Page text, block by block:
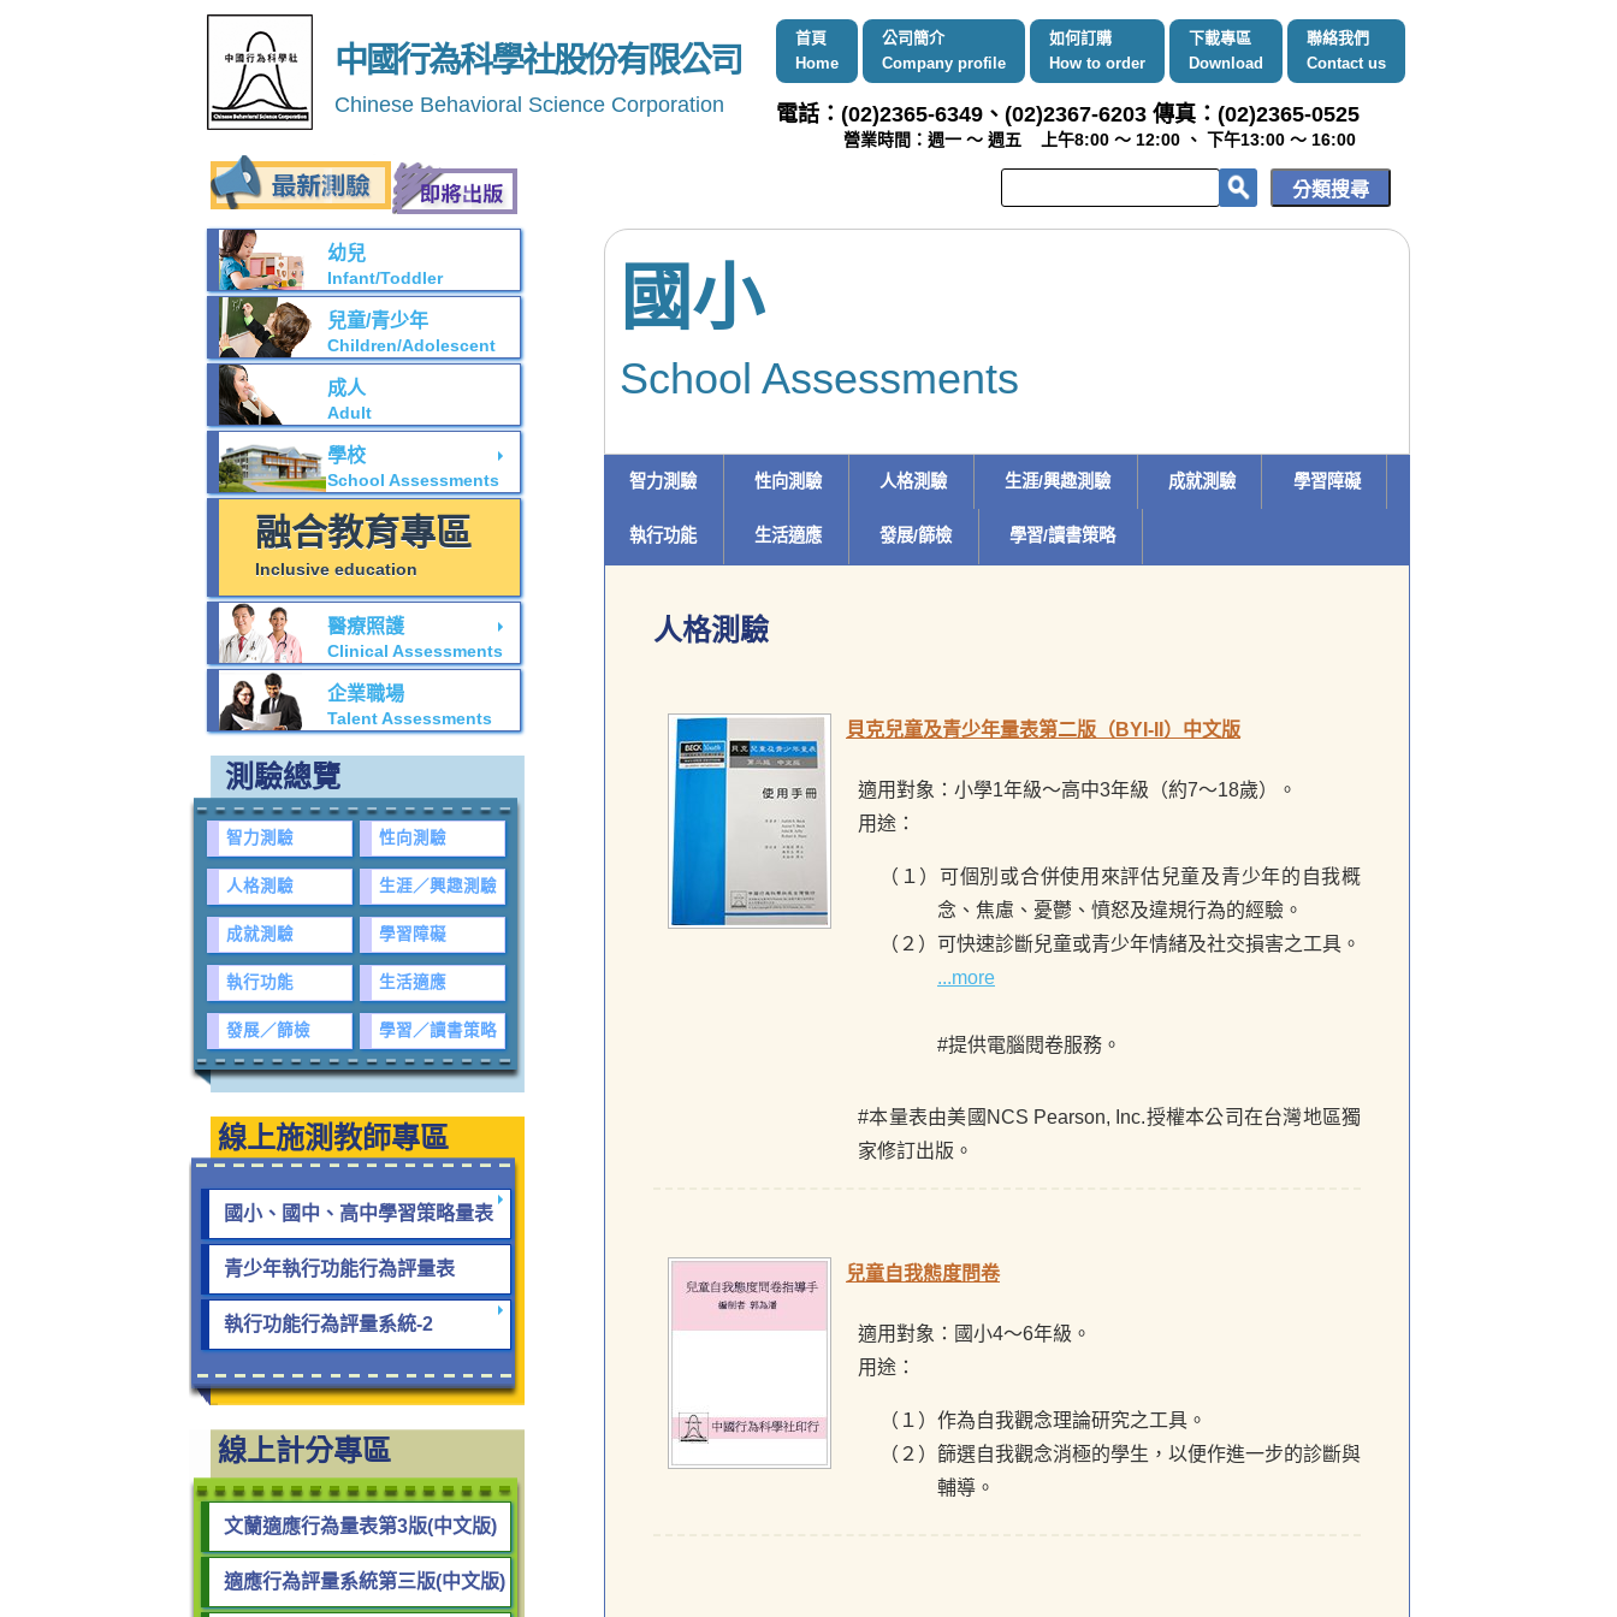
中國行為科學社股份有限公司
Chinese Behavioral Science Corporation
首頁
Home
公司簡介
Company profile
如何訂購
How to order
下載專區
Download
聯絡我們
Contact us
電話：(02)2365-6349、(02)2367-6203 傳真：(02)2365-0525
營業時間：週一 ～ 週五 上午8:00 ～ 12:00 、 下午13:00 ～ 16:00
國小
School Assessments
智力測驗 性向測驗 人格測驗 生涯/興趣測驗 成就測驗 學習障礙
執行功能 生活適應 發展/篩檢 學習/讀書策略
人格測驗
貝克兒童及青少年量表第二版（BYI-II）中文版
適用對象：小學1年級～高中3年級（約7～18歲）。
用途：
（１）可個別或合併使用來評估兒童及青少年的自我概
念、焦慮、憂鬱、憤怒及違規行為的經驗。
（２）可快速診斷兒童或青少年情緒及社交損害之工具。
...more
#提供電腦閱卷服務。
#本量表由美國NCS Pearson, Inc.授權本公司在台灣地區獨
家修訂出版。
兒童自我態度問卷
適用對象：國小4～6年級。
用途：
（１）作為自我觀念理論研究之工具。
（２）篩選自我觀念消極的學生，以便作進一步的診斷與
輔導。
幼兒
Infant/Toddler
兒童/青少年
Children/Adolescent
成人
Adult
學校
School Assessments
融合教育專區
Inclusive education
醫療照護
Clinical Assessments
企業職場
Talent Assessments
測驗總覽
智力測驗 性向測驗
人格測驗 生涯／興趣測驗
成就測驗 學習障礙
執行功能 生活適應
發展／篩檢 學習／讀書策略
線上施測教師專區
國小、國中、高中學習策略量表
青少年執行功能行為評量表
執行功能行為評量系統-2
線上計分專區
文蘭適應行為量表第3版(中文版)
適應行為評量系統第三版(中文版)